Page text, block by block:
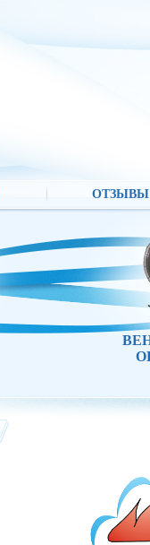
ОТЗЫВЫ